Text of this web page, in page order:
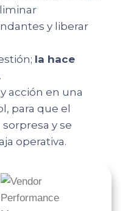
y liberar
la hace
.
acción en una
para que el
y se
operativa.